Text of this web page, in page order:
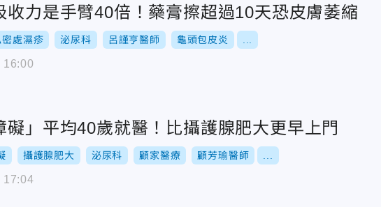
收力是手臂40倍！藥膏擦超過10天恐皮膚萎縮
密處濕疹 泌尿科 呂謹亨醫師 龜頭包皮炎
16:00
礙」平均40歲就醫！比攝護腺肥大更早上門
攝護腺肥大 泌尿科 顧家醫療 顧芳瑜醫師
17:04